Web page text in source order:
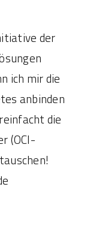
der
ich mir die
anbinden
die
(OCI-